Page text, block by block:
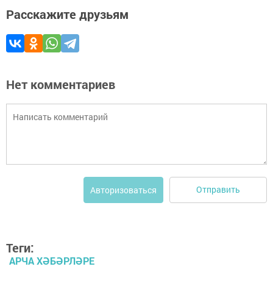
Расскажите друзьям
Нет комментариев
Авторизоваться Отправить
Теги:
АРЧА ХӘБӘРЛӘРЕ